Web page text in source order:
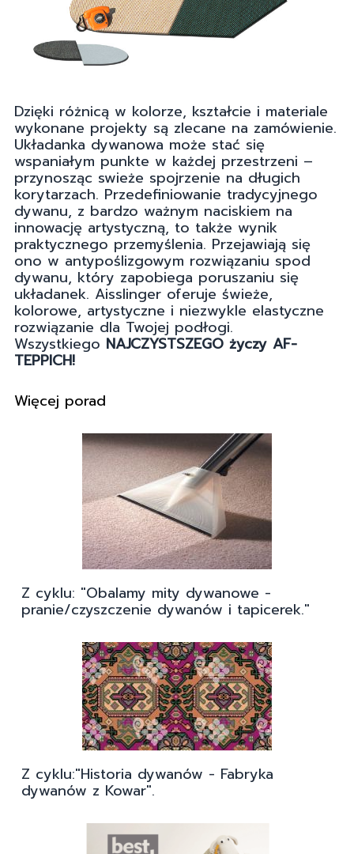
Dzięki różnicą w kolorze, kształcie i materiale
wykonane projekty są zlecane na zamówienie.
Układanka dywanowa może stać się
wspaniałym punkte w każdej przestrzeni –
przynosząc swieże spojrzenie na długich
korytarzach. Przedefiniowanie tradycyjnego
dywanu, z bardzo ważnym naciskiem na
innowację artystyczną, to także wynik
praktycznego przemyślenia. Przejawiają się
ono w antypoślizgowym rozwiązaniu spod
dywanu, który zapobiega poruszaniu się
układanek. Aisslinger oferuje świeże,
kolorowe, artystyczne i niezwykle elastyczne
rozwiązanie dla Twojej podłogi.
Wszystkiego NAJCZYSTSZEGO życzy AF-
TEPPICH!
Więcej porad
Z cyklu: "Obalamy mity dywanowe -
pranie/czyszczenie dywanów i tapicerek."
Z cyklu:"Historia dywanów - Fabryka
dywanów z Kowar".